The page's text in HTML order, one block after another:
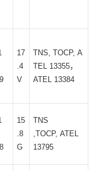
17
.4
V
TNS, TOCP, A
TEL 13355，
ATEL 13384
15
.8
G
TNS
,TOCP, ATEL
13795